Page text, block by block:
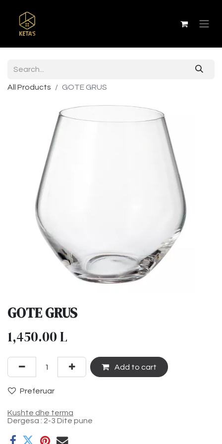
All Products GOTE GRUS
GOTE GRUS
1,450.00L
Add to cart
Preferuar
Kushte dhe terma
Dergesa : 2-3 Dite pune